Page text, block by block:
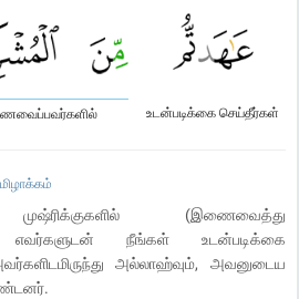
உடன்படிக்கை செய்தீர்கள்
முஷ்ரிக்குகளில் (இணைவைத்து
எவர்களுடன் நீங்கள் உடன்படிக்கை
அல்லாஹ்வும், அவனுடைய